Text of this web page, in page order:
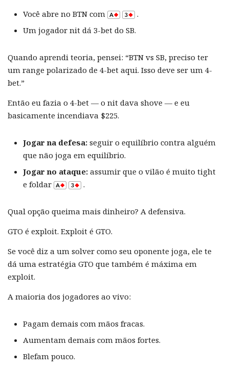
Você abre no BTN com
.
Um jogador nit dá 3-bet do SB.
Quando aprendi teoria, pensei: “BTN vs SB, preciso ter
um range polarizado de 4-bet aqui. Isso deve ser um 4-
bet.”
Então eu fazia o 4-bet — o nit dava shove — e eu
basicamente incendiava $225.
Jogar na defesa: seguir o equilíbrio contra alguém
que não joga em equilíbrio.
Jogar no ataque: assumir que o vilão é muito tight
e foldar
.
Qual opção queima mais dinheiro? A defensiva.
GTO é exploit. Exploit é GTO.
Se você diz a um solver como seu oponente joga, ele te
dá uma estratégia GTO que também é máxima em
exploit.
A maioria dos jogadores ao vivo:
Pagam demais com mãos fracas.
Aumentam demais com mãos fortes.
Blefam pouco.